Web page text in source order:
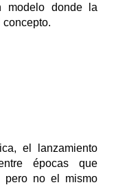
modelo donde la
concepto.
el lanzamiento
épocas que
pero no el mismo